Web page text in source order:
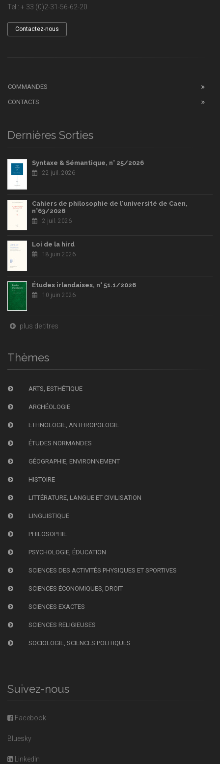
Tel : + 33 (0)2-31-56-62-20
Contactez-nous
COMMANDES
CONTACTS
Dernières Sorties
Syntaxe & Sémantique, n° 25/2026
22 juil. 2026
Cahiers de philosophie de l'université de Caen,
n°63/2026
2 juil. 2026
Loi de la hird
18 juin 2026
Études irlandaises, n° 51.1/2026
10 juin 2026
plus de titres
Thèmes
ARTS, ESTHÉTIQUE
ARCHÉOLOGIE
ETHNOLOGIE, ANTHROPOLOGIE
ÉTUDES NORMANDES
GÉOGRAPHIE, ENVIRONNEMENT
HISTOIRE
LITTÉRATURE, LANGUE ET CIVILISATION
LINGUISTIQUE
PHILOSOPHIE
PSYCHOLOGIE, ÉDUCATION
SCIENCES DES ACTIVITÉS PHYSIQUES ET SPORTIVES
SCIENCES ÉCONOMIQUES, DROIT
SCIENCES EXACTES
SCIENCES RELIGIEUSES
SOCIOLOGIE, SCIENCES POLITIQUES
Suivez-nous
Facebook
Bluesky
LinkedIn